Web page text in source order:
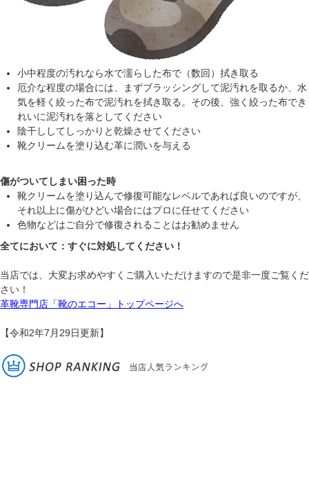
小中程度の汚れなら水で濡らした布で（数回）拭き取る
厄介な程度の場合には、まずブラッシングして泥汚れを取るか、水
気を軽く絞った布で泥汚れを拭き取る。その後、強く絞った布でき
れいに泥汚れを落としてください
陰干ししてしっかりと乾燥させてください
靴クリームを塗り込む革に潤いを与える
傷がついてしまい困った時
靴クリームを塗り込んで修復可能なレベルであれば良いのですが、
それ以上に傷がひどい場合にはプロに任せてください
色物などはご自分で修復されることはお勧めません
全てにおいて：すぐに対処してください！
当店では、大変お求めやすくご購入いただけますので是非一度ご覧くだ
さい！
革靴専門店「靴のエコー」トップページへ
【令和2年7月29日更新】